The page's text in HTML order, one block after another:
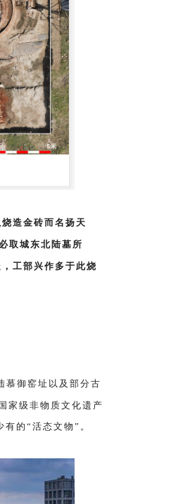
造金砖而名扬天
取城东北陆墓所
工部兴作多于此烧
慕御窑址以及部分古
家级非物质文化遗产
的“活态文物”。